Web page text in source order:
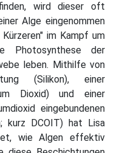
wird dieser oft
Alge eingenommen
im Kampf um
Photosynthese der
leben. Mithilfe von
(Silikon), einer
Dioxid) und einer
eingebundenen
kurz DCOIT) hat Lisa
wie Algen effektiv